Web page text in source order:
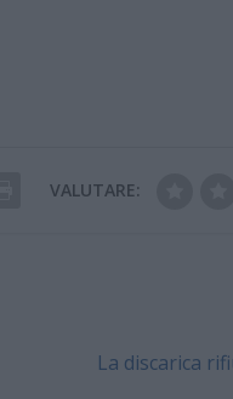
VALUTARE:
La discarica